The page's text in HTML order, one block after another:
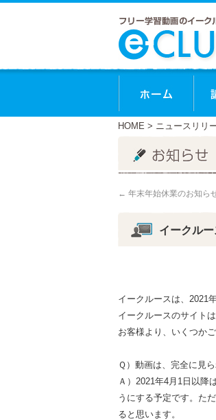
ホー
HOME > ニュースリリ
← 年末年始休業のお知ら
イークル
イークルースは、2021
イークルースのサイト
お客様より、いくつか
Ｑ）動画は、完全に見
Ａ）2021年4月1日以降
うにする予定です。た
ると思います。